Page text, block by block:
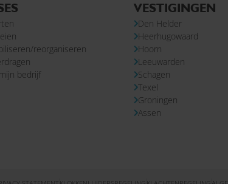
reorganiseren
bedrijf
VESTIGINGEN
Den Helder
Heerhugowaard
Hoorn
Leeuwarden
Schagen
Texel
Groningen
Assen